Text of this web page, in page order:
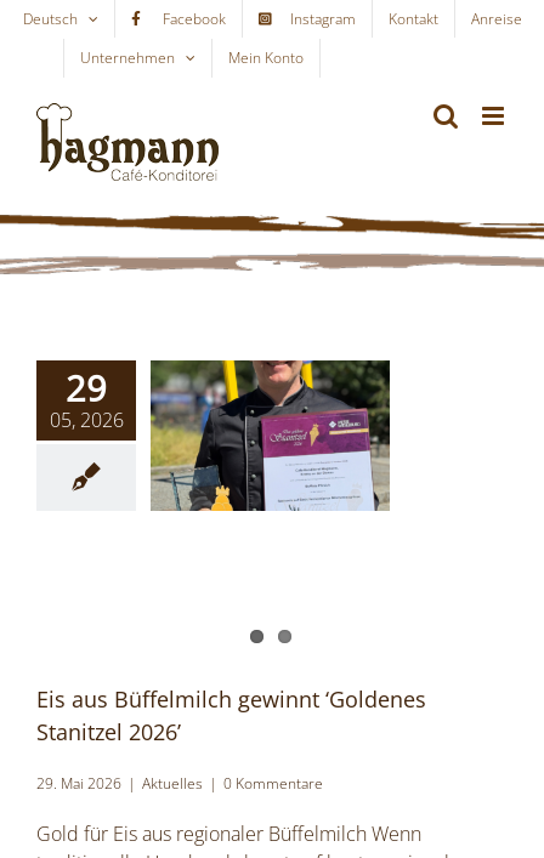
Skip
content
Deutsch Facebook Instagram Kontakt
Anreise
Unternehmen
Mein Konto
29
05, 2026
Eis aus Büffelmilch gewinnt ‘Goldenes
Stanitzel 2026’
29. Mai 2026 | Aktuelles | 0 Kommentare
Gold für Eis aus regionaler Büffelmilch Wenn